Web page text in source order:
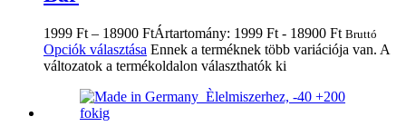
1999 Ft – 18900 FtÁrtartomány: 1999 Ft - 18900 Ft Bruttó
Opciók választása Ennek a terméknek több variációja van. A
változatok a termékoldalon választhatók ki